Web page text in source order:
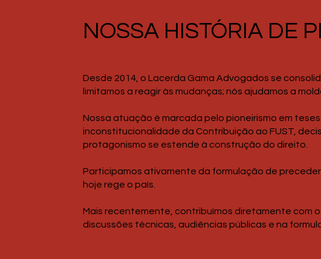
NOSSA HISTÓRIA DE
Desde 2014, o Lacerda Gama Advogados se
limitamos a reagir às mudanças; nós ajudamos a
Nossa atuação é marcada pelo pioneirismo em
inconstitucionalidade da Contribuição ao FUST,
protagonismo se estende à construção do direito.
Participamos ativamente da formulação de
hoje rege o país.
Mais recentemente, contribuímos diretamente com
discussões técnicas, audiências públicas e na